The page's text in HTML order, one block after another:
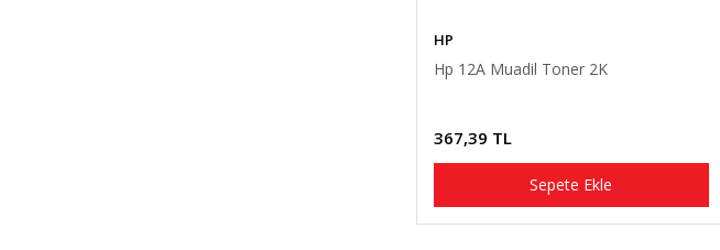
HP
Hp 12A Muadil Toner 2K
367,39 TL
Sepete Ekle